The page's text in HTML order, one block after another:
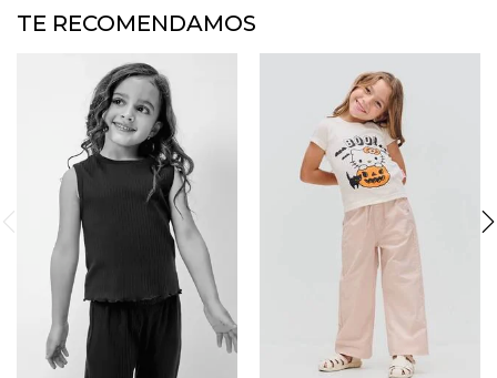
TE RECOMENDAMOS